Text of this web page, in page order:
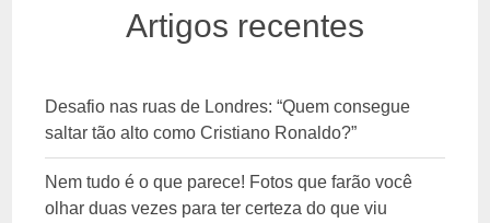
Artigos recentes
Desafio nas ruas de Londres: “Quem consegue
saltar tão alto como Cristiano Ronaldo?”
Nem tudo é o que parece! Fotos que farão você
olhar duas vezes para ter certeza do que viu